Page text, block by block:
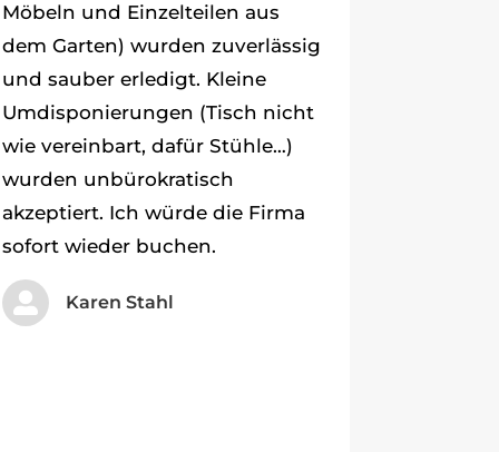
Möbeln und Einzelteilen aus
dem Garten) wurden zuverlässig
und sauber erledigt. Kleine
Umdisponierungen (Tisch nicht
wie vereinbart, dafür Stühle…)
wurden unbürokratisch
akzeptiert. Ich würde die Firma
sofort wieder buchen.
 Karen Stahl